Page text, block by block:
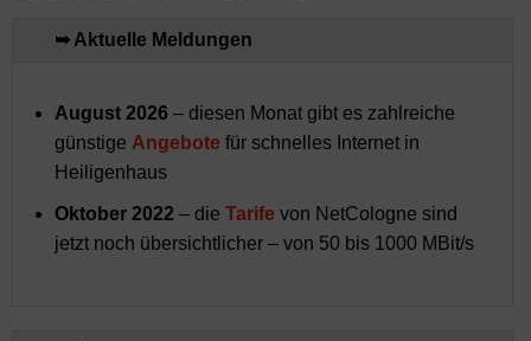
➥ Aktuelle Meldungen
August 2026 – diesen Monat gibt es zahlreiche
günstige Angebote für schnelles Internet in
Heiligenhaus
Oktober 2022 – die Tarife von NetCologne sind
jetzt noch übersichtlicher – von 50 bis 1000 MBit/s